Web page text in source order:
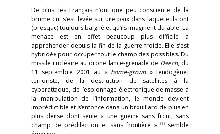
De plus, les Français n’ont que peu conscience de la
brume qui s’est levée sur une paix dans laquelle ils ont
(presque) toujours baigné et qu’ils imaginent durable. La
menace est en effet beaucoup plus difficile à
appréhender depuis la fin de la guerre froide. Elle s’est
hybridée pour occuper tout le champ des possibles. Du
missile nucléaire au drone lance-grenade de Daech, du
11 septembre 2001 au « home-grown » [endogène]
terroriste, de la destruction de satellites à la
cyberattaque, de l’espionnage électronique de masse à
la manipulation de l’information, le monde devient
imprédictible et s’enfonce dans un brouillard de plus en
plus dense dont seule « une guerre sans front, sans
champ de prédilection et sans frontière »(1)
semble